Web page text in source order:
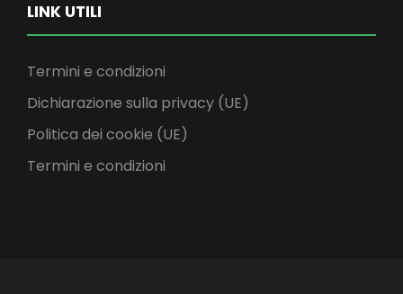
LINK UTILI
Termini e condizioni
Dichiarazione sulla privacy (UE)
Politica dei cookie (UE)
Termini e condizioni